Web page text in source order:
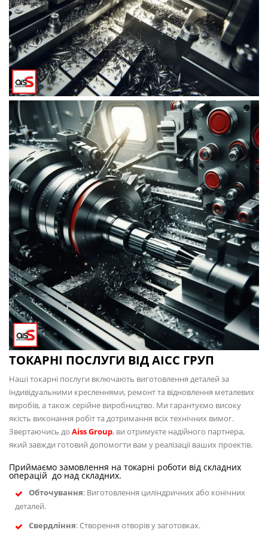
ТОКАРНІ ПОСЛУГИ ВІД АІСС ГРУП
Наші токарні послуги включають виготовлення деталей за
індивідуальними кресленнями, ремонт та відновлення металевих
виробів, а також серійне виробництво. Ми гарантуємо високу
якість виконання робіт та дотримання всіх технічних вимог.
Звертаючись до Aiss Group, ви отримуєте надійного партнера,
який завжди готовий допомогти вам у реалізації ваших проектів.
Приймаємо замовлення на токарні роботи від складних
операцій до над складних.
Обточування: Виготовлення циліндричних або конічних
деталей.
Свердління: Створення отворів у заготовках.